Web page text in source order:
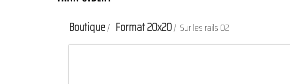
Boutique/ Format 20x20/ Sur les rails 02